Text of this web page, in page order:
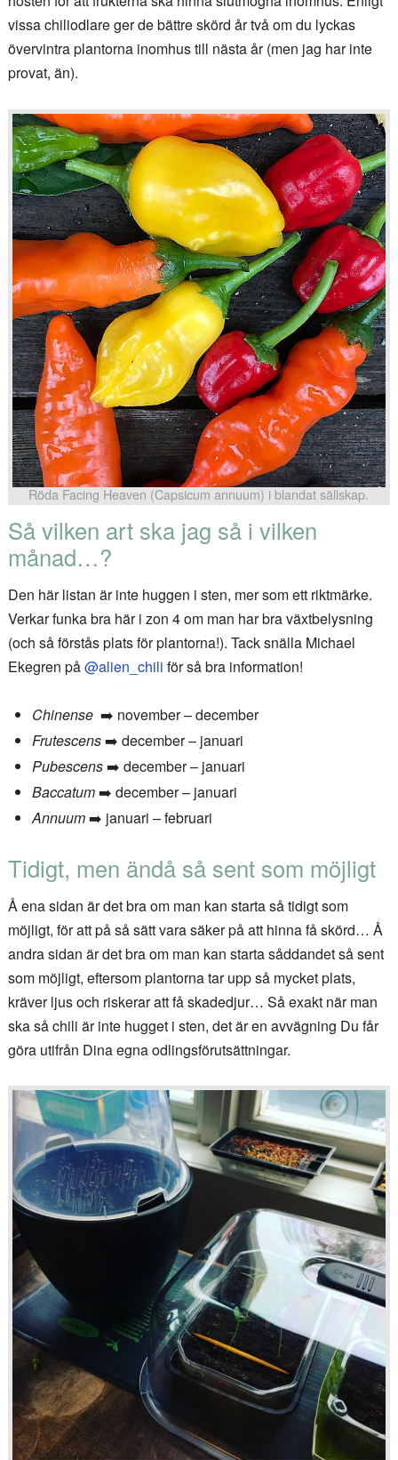
vissa chiliodlare ger de bättre skörd år två om du lyckas
övervintra plantorna inomhus till nästa år (men jag har inte
provat, än).
Röda Facing Heaven (Capsicum annuum) i blandat sällskap.
Så vilken art ska jag så i vilken
månad…?
Den här listan är inte huggen i sten, mer som ett riktmärke.
Verkar funka bra här i zon 4 om man har bra växtbelysning
(och så förstås plats för plantorna!). Tack snälla Michael
Ekegren på@alien_chili för så bra information!
Chinense ➡️ november – december
Frutescens➡️ december – januari
Pubescens➡️ december – januari
Baccatum➡️ december – januari
Annuum➡️ januari – februari
Tidigt, men ändå så sent som möjligt
Å ena sidan är det bra om man kan starta så tidigt som
möjligt, för att på så sätt vara säker på att hinna få skörd… Å
andra sidan är det bra om man kan starta såddandet så sent
som möjligt, eftersom plantorna tar upp så mycket plats,
kräver ljus och riskerar att få skadedjur… Så exakt när man
ska så chili är inte hugget i sten, det är en avvägning Du får
göra utifrån Dina egna odlingsförutsättningar.